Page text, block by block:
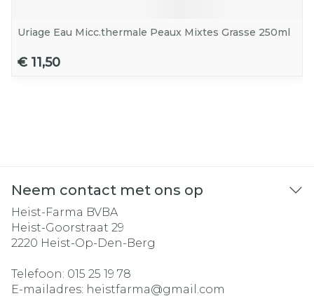
Uriage Eau Micc.thermale Peaux Mixtes Grasse 250ml
€ 11,50
Neem contact met ons op
Heist-Farma BVBA
Heist-Goorstraat 29
2220 Heist-Op-Den-Berg
Telefoon: 015 25 19 78
E-mailadres: heistfarma@gmail.com